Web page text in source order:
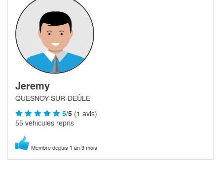
Jeremy
QUESNOY-SUR-DEÛLE
5/5 (1 avis)
55 véhicules repris
Membre depuis 1 an 3 mois